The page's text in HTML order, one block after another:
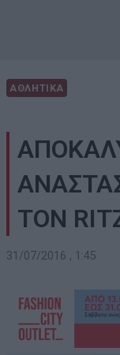
ΑΘΛΗΤΙΚΑ
ΤΟΝ
31/07/2016 , 1:45